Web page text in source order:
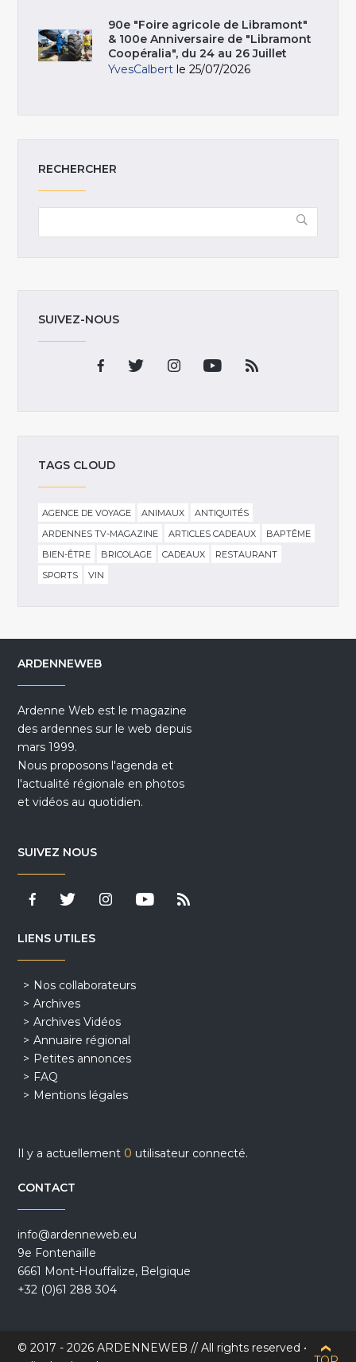
90e "Foire agricole de Libramont"
& 100e Anniversaire de "Libramont
Coopéralia", du 24 au 26 Juillet
YvesCalbert le 25/07/2026
RECHERCHER
SUIVEZ-NOUS
TAGS CLOUD
AGENCE DE VOYAGE ANIMAUX
ANTIQUITÉS
ARDENNES TV-MAGAZINE
ARTICLES CADEAUX
BAPTÊME
BIEN-ÊTRE
BRICOLAGE CADEAUX
RESTAURANT
SPORTS
VIN
ARDENNEWEB
Ardenne Web est le magazine
des ardennes sur le web depuis
mars 1999.
Nous proposons l'agenda et
l'actualité régionale en photos
et vidéos au quotidien.
SUIVEZ NOUS
LIENS UTILES
Nos collaborateurs
Archives
Archives Vidéos
Annuaire régional
Petites annonces
FAQ
Mentions légales
Il y a actuellement 0 utilisateur connecté.
CONTACT
info@ardenneweb.eu
9e Fontenaille
6661 Mont-Houffalize, Belgique
+32 (0)61 288 304
© 2017 - 2026 ARDENNEWEB // All rights reserved •